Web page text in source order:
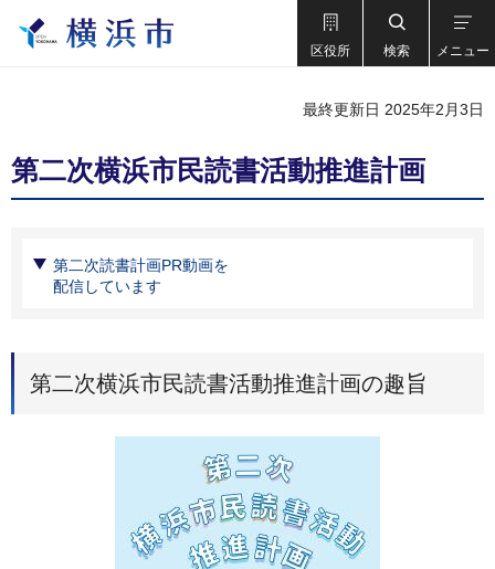
区役所 検索 メニュー
最終更新日 2025年2月3日
第二次横浜市民読書活動推進計画
第二次読書計画PR動画を
配信しています
第二次横浜市民読書活動推進計画の趣旨